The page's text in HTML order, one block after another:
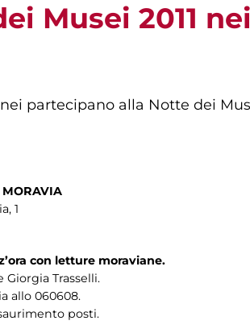
Musei 2011
partecipano alla Notte dei
MORAVIA
1
con letture moraviane.
Giorgia Trasselli.
allo 060608.
posti.